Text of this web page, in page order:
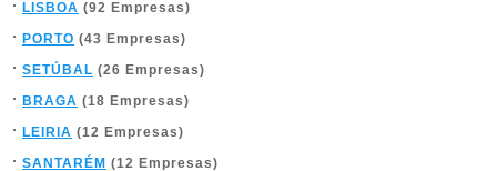
LISBOA (92 Empresas)
PORTO (43 Empresas)
SETÚBAL (26 Empresas)
BRAGA (18 Empresas)
LEIRIA (12 Empresas)
SANTARÉM (12 Empresas)